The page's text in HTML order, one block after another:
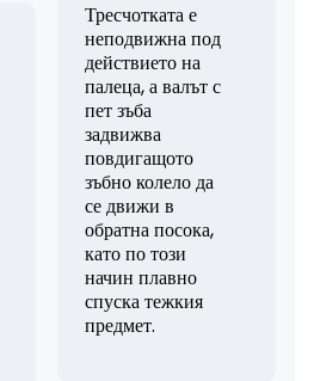
Тресчотката е
неподвижна под
действието на
палеца, а валът с
пет зъба
задвижва
повдигащото
зъбно колело да
се движи в
обратна посока,
като по този
начин плавно
спуска тежкия
предмет.